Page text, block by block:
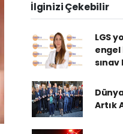
İlginizi Çekebilir
LGS
engel
sınav
Artık